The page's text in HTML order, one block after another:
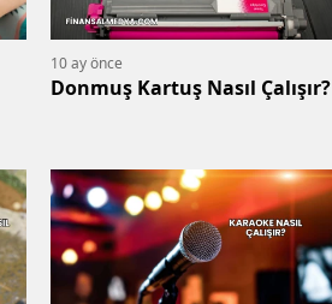
10 ay önce
Donmuş Kartuş Nasıl Çalışır?